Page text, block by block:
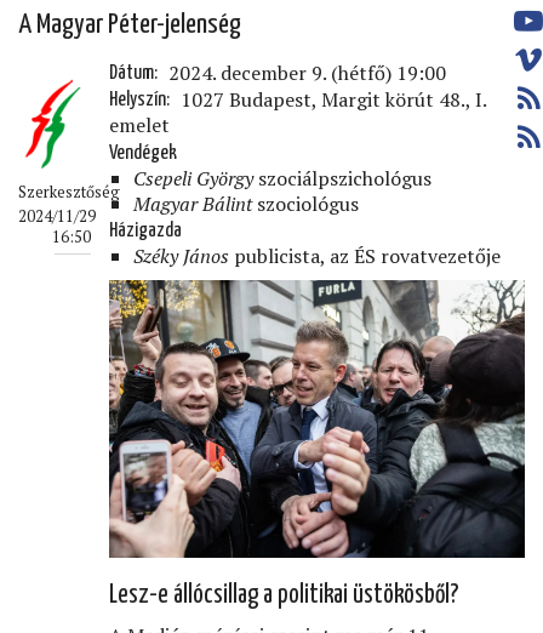
A Magyar Péter-jelenség
Szerkesztőség
2024/11/29
16:50
Dátum 2024. december 9. (hétfő) 19:00
Helyszín
1027 Budapest, Margit körút 48., I.
emelet
Vendégek
Csepeli Györgyszociálpszichológus
Magyar Bálintszociológus
Házigazda
Széky János publicista, az ÉS rovatvezetője
Lesz-e állócsillag a politikai üstökösből?